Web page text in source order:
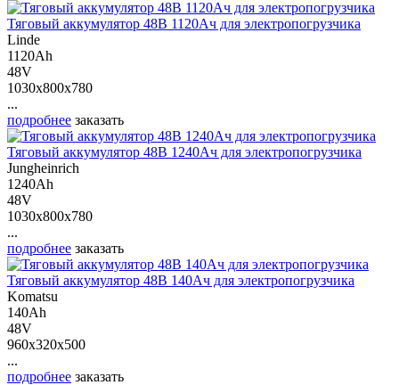
Тяговый аккумулятор 48В 1120Ач для электропогрузчика
Linde
1120Ah
48V
1030x800x780
...
подробнее заказать
Тяговый аккумулятор 48В 1240Ач для электропогрузчика
Jungheinrich
1240Ah
48V
1030x800x780
...
подробнее заказать
Тяговый аккумулятор 48В 140Ач для электропогрузчика
Komatsu
140Ah
48V
960x320x500
...
подробнее заказать